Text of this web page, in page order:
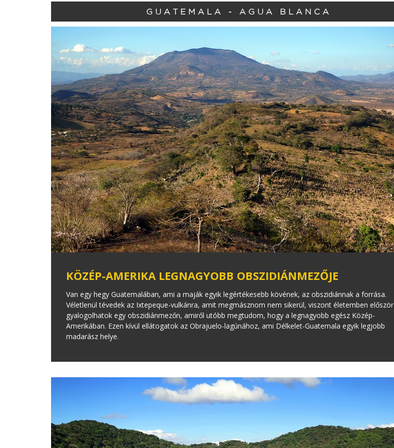
GUATEMALA - AGUA BLANCA
KÖZÉP-AMERIKA LEGNAGYOBB OBSZIDIÁNMEZŐJE
Van egy hegy Guatemalában, ami a maják egyik legértékesebb kövének, az obszidiánnak a forrása.
Véletlenül tévedek az Ixtepeque-vulkánra, amit megmásznom nem sikerül, viszont életemben először
gyalogolhatok egy obszidiánmezőn, amiről utóbb megtudom, hogy a legnagyobb egész Közép-
Amerikában. Ezen kívül ellátogatok az Obrajuelo-lagúnához, ami Délkelet-Guatemala egyik legjobb
madarász helye.